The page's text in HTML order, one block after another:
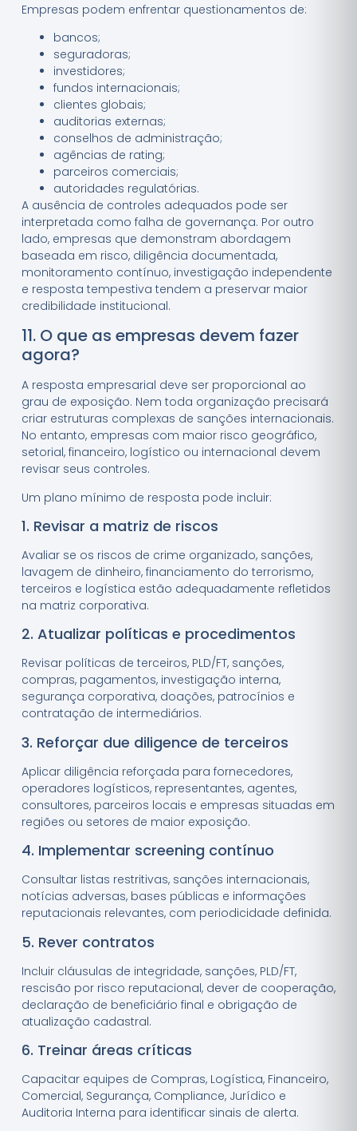
Empresas podem enfrentar questionamentos de:
bancos;
seguradoras;
investidores;
fundos internacionais;
clientes globais;
auditorias externas;
conselhos de administração;
agências de rating;
parceiros comerciais;
autoridades regulatórias.
A ausência de controles adequados pode ser
interpretada como falha de governança. Por outro
lado, empresas que demonstram abordagem
baseada em risco, diligência documentada,
monitoramento contínuo, investigação independente
e resposta tempestiva tendem a preservar maior
credibilidade institucional.
11. O que as empresas devem fazer
agora?
A resposta empresarial deve ser proporcional ao
grau de exposição. Nem toda organização precisará
criar estruturas complexas de sanções internacionais.
No entanto, empresas com maior risco geográfico,
setorial, financeiro, logístico ou internacional devem
revisar seus controles.
Um plano mínimo de resposta pode incluir:
1. Revisar a matriz de riscos
Avaliar se os riscos de crime organizado, sanções,
lavagem de dinheiro, financiamento do terrorismo,
terceiros e logística estão adequadamente refletidos
na matriz corporativa.
2. Atualizar políticas e procedimentos
Revisar políticas de terceiros, PLD/FT, sanções,
compras, pagamentos, investigação interna,
segurança corporativa, doações, patrocínios e
contratação de intermediários.
3. Reforçar due diligence de terceiros
Aplicar diligência reforçada para fornecedores,
operadores logísticos, representantes, agentes,
consultores, parceiros locais e empresas situadas em
regiões ou setores de maior exposição.
4. Implementar screening contínuo
Consultar listas restritivas, sanções internacionais,
notícias adversas, bases públicas e informações
reputacionais relevantes, com periodicidade definida.
5. Rever contratos
Incluir cláusulas de integridade, sanções, PLD/FT,
rescisão por risco reputacional, dever de cooperação,
declaração de beneficiário final e obrigação de
atualização cadastral.
6. Treinar áreas críticas
Capacitar equipes de Compras, Logística, Financeiro,
Comercial, Segurança, Compliance, Jurídico e
Auditoria Interna para identificar sinais de alerta.